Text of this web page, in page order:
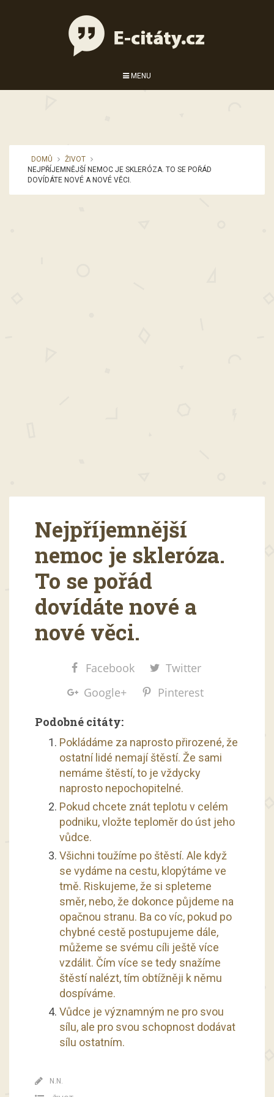
MENU
DOMŮ
ŽIVOT
NEJPŘÍJEMNĚJŠÍ NEMOC JE SKLERÓZA. TO SE POŘÁD
DOVÍDÁTE NOVÉ A NOVÉ VĚCI.
Nejpříjemnější
nemoc je skleróza.
To se pořád
dovídáte nové a
nové věci.
Facebook
Twitter
Google+
Pinterest
Podobné citáty:
Pokládáme za naprosto přirozené, že
ostatní lidé nemají štěstí. Že sami
nemáme štěstí, to je vždycky
naprosto nepochopitelné.
Pokud chcete znát teplotu v celém
podniku, vložte teploměr do úst jeho
vůdce.
Všichni toužíme po štěstí. Ale když
se vydáme na cestu, klopýtáme ve
tmě. Riskujeme, že si spleteme
směr, nebo, že dokonce půjdeme na
opačnou stranu. Ba co víc, pokud po
chybné cestě postupujeme dále,
můžeme se svému cíli ještě více
vzdálit. Čím více se tedy snažíme
štěstí nalézt, tím obtížněji k němu
dospíváme.
Vůdce je významným ne pro svou
sílu, ale pro svou schopnost dodávat
sílu ostatním.
N.N.